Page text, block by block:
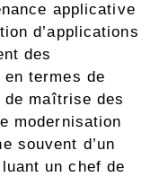
applicative
d’applications
des
termes de
maîtrise des
modernisation
souvent d’un
un chef de